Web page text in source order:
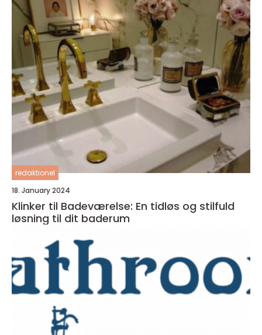
redaktionel
18. January 2024
Klinker til Badeværelse: En tidløs og stilfuld
løsning til dit baderum